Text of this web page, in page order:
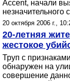
Accent, начали
незначительного
20 октября 2006 г.,
20-летняя
жестокое
Труп с
обнаружен на
совершение